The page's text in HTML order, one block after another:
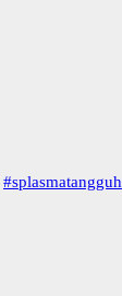
#splasmatangguh